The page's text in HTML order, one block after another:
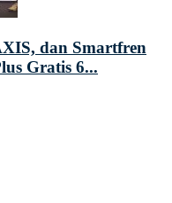
dan Smartfren
Gratis 6...